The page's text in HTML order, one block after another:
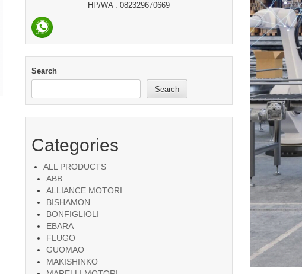
HP/WA : 082329670669
Search
Search
Categories
ALL PRODUCTS
ABB
ALLIANCE MOTORI
BISHAMON
BONFIGLIOLI
EBARA
FLUGO
GUOMAO
MAKISHINKO